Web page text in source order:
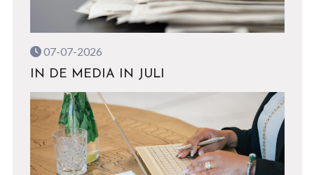
07-07-2026
IN DE MEDIA IN JULI